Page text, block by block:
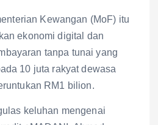
Kewangan (MoF) itu
ekonomi digital dan
tanpa tunai yang
10 juta rakyat dewasa
RM1 bilion.
keluhan mengenai